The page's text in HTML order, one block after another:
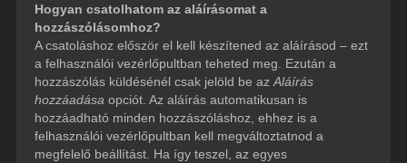
Hogyan csatolhatom az aláírásomat a
hozzászólásomhoz?
A csatoláshoz először el kell készítened az aláírásod – ezt
a felhasználói vezérlőpultban teheted meg. Ezután a
hozzászólás küldésénél csak jelöld be az Aláírás
hozzáadása opciót. Az aláírás automatikusan is
hozzáadható minden hozzászóláshoz, ehhez is a
felhasználói vezérlőpultban kell megváltoztatnod a
megfelelő beállítást. Ha így teszel, az egyes